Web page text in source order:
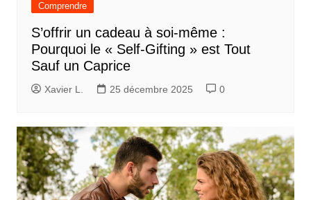
Comprendre
S’offrir un cadeau à soi-même :
Pourquoi le « Self-Gifting » est Tout
Sauf un Caprice
Xavier L. 25 décembre 2025 0